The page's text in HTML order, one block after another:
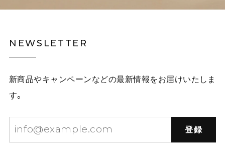
NEWSLETTER
新商品やキャンペーンなどの最新情報をお届けいたしま
す。
登録